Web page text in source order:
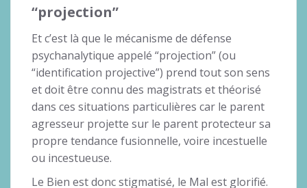
“projection”
Et c’est là que le mécanisme de défense
psychanalytique appelé “projection” (ou
“identification projective”) prend tout son sens
et doit être connu des magistrats et théorisé
dans ces situations particulières car le parent
agresseur projette sur le parent protecteur sa
propre tendance fusionnelle, voire incestuelle
ou incestueuse.
Le Bien est donc stigmatisé, le Mal est glorifié.